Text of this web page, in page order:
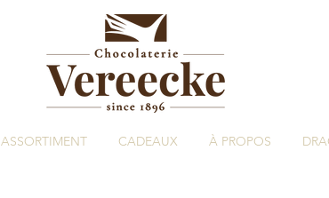
ASSORTIMENT CADEAUX À PROPOS